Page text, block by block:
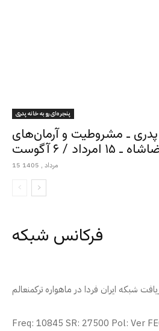
پنجره‌ای رو به خانه پدری
پدری ـ مشروطیت و آرمان‌های
ـ ۱۵ امرداد / ۶ آگوست
15 مرداد , 1405
فرکانس شبکه
Freq: 10845 SR: 27500 Pol: Ver